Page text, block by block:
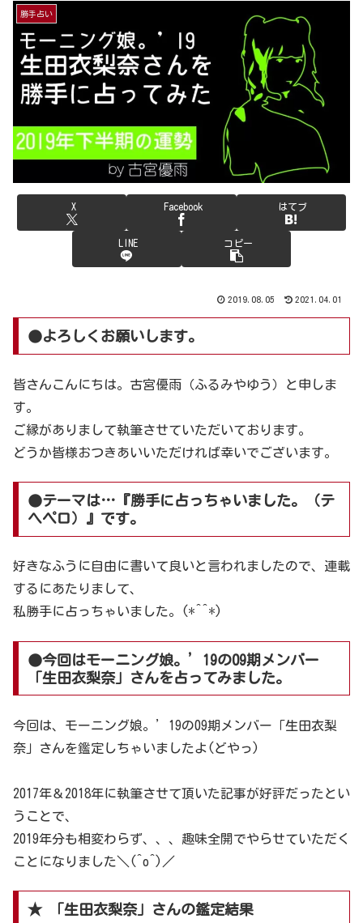
勝手占い
X Facebook はてブ
LINE コピー
2019.08.05 2021.04.01
●よろしくお願いします。
皆さんこんにちは。古宮優雨（ふるみやゆう）と申しま
す。
ご縁がありまして執筆させていただいております。
どうか皆様おつきあいいただければ幸いでございます。
●テーマは…『勝手に占っちゃいました。（テ
ヘペロ）』です。
好きなふうに自由に書いて良いと言われましたので、連載
するにあたりまして、
私勝手に占っちゃいました。(*^^*)
●今回はモーニング娘。’19の09期メンバー
「生田衣梨奈」さんを占ってみました。
今回は、モーニング娘。’19の09期メンバー「生田衣梨
奈」さんを鑑定しちゃいましたよ(どやっ)
2017年＆2018年に執筆させて頂いた記事が好評だったとい
うことで、
2019年分も相変わらず、、、趣味全開でやらせていただく
ことになりました＼(^o^)／
★ 「生田衣梨奈」さんの鑑定結果